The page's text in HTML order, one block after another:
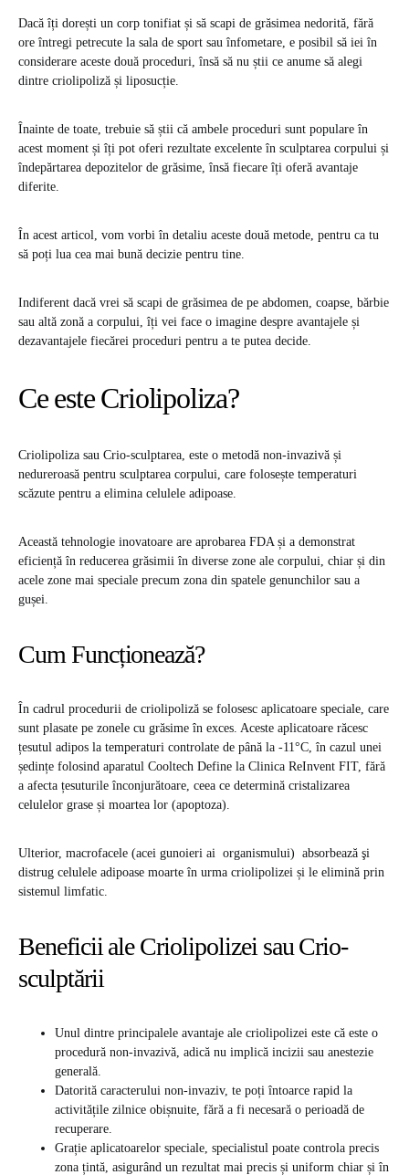
Dacă îți dorești un corp tonifiat și să scapi de grăsimea nedorită, fără
ore întregi petrecute la sala de sport sau înfometare, e posibil să iei în
considerare aceste două proceduri, însă să nu știi ce anume să alegi
dintre criolipoliză și liposucție.
Înainte de toate, trebuie să știi că ambele proceduri sunt populare în
acest moment și îți pot oferi rezultate excelente în sculptarea corpului și
îndepărtarea depozitelor de grăsime, însă fiecare îți oferă avantaje
diferite.
În acest articol, vom vorbi în detaliu aceste două metode, pentru ca tu
să poți lua cea mai bună decizie pentru tine.
Indiferent dacă vrei să scapi de grăsimea de pe abdomen, coapse, bărbie
sau altă zonă a corpului, îți vei face o imagine despre avantajele și
dezavantajele fiecărei proceduri pentru a te putea decide.
Ce este Criolipoliza?
Criolipoliza sau Crio-sculptarea, este o metodă non-invazivă și
nedureroasă pentru sculptarea corpului, care folosește temperaturi
scăzute pentru a elimina celulele adipoase.
Această tehnologie inovatoare are aprobarea FDA și a demonstrat
eficiență în reducerea grăsimii în diverse zone ale corpului, chiar și din
acele zone mai speciale precum zona din spatele genunchilor sau a
gușei.
Cum Funcționează?
În cadrul procedurii de criolipoliză se folosesc aplicatoare speciale, care
sunt plasate pe zonele cu grăsime în exces. Aceste aplicatoare răcesc
țesutul adipos la temperaturi controlate de până la -11°C, în cazul unei
ședințe folosind aparatul Cooltech Define la Clinica ReInvent FIT, fără
a afecta țesuturile înconjurătoare, ceea ce determină cristalizarea
celulelor grase și moartea lor (apoptoza).
Ulterior, macrofacele (acei gunoieri ai organismului) absorbează şi
distrug celulele adipoase moarte în urma criolipolizei și le elimină prin
sistemul limfatic.
Beneficii ale Criolipolizei sau Crio-
sculptării
Unul dintre principalele avantaje ale criolipolizei este că este o
procedură non-invazivă, adică nu implică incizii sau anestezie
generală.
Datorită caracterului non-invaziv, te poți întoarce rapid la
activitățile zilnice obișnuite, fără a fi necesară o perioadă de
recuperare.
Grație aplicatoarelor speciale, specialistul poate controla precis
zona țintă, asigurând un rezultat mai precis și uniform chiar și în